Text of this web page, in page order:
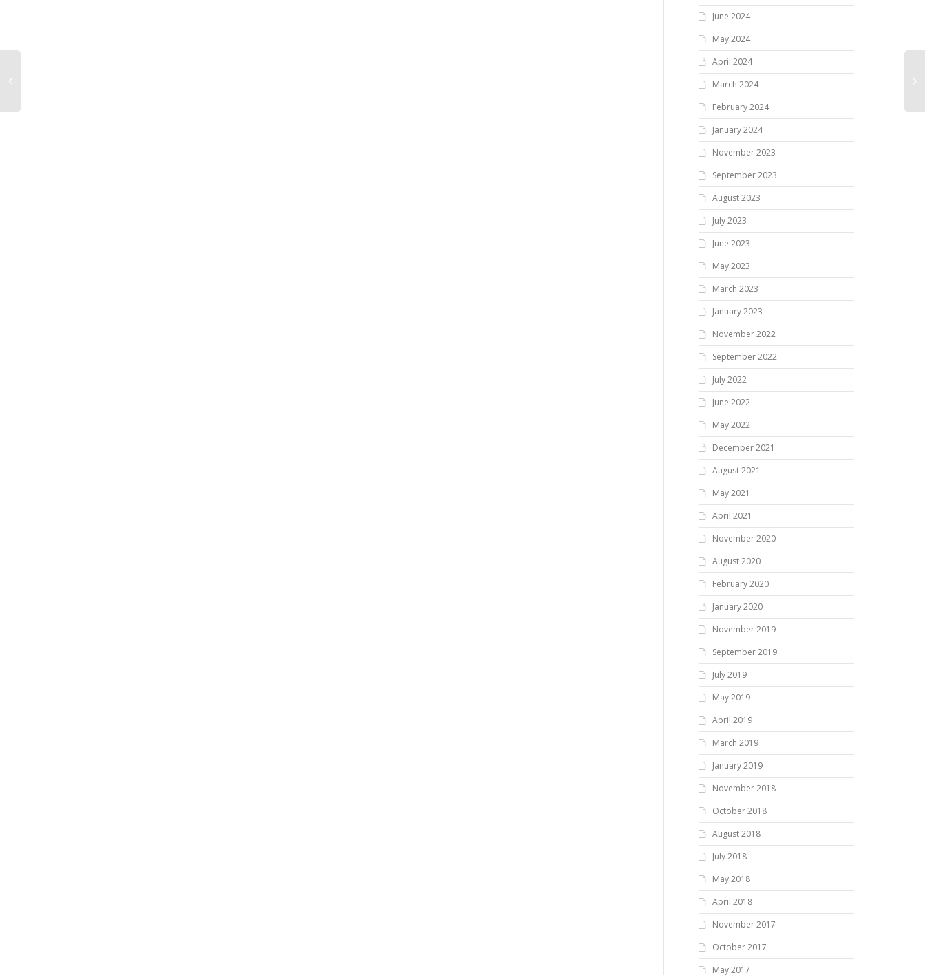
June 2024
May 2024
April 2024
March 2024
February 2024
January 2024
November 2023
September 2023
August 2023
July 2023
June 2023
May 2023
March 2023
January 2023
November 2022
September 2022
July 2022
June 2022
May 2022
December 2021
August 2021
May 2021
April 2021
November 2020
August 2020
February 2020
January 2020
November 2019
September 2019
July 2019
May 2019
April 2019
March 2019
January 2019
November 2018
October 2018
August 2018
July 2018
May 2018
April 2018
November 2017
October 2017
May 2017